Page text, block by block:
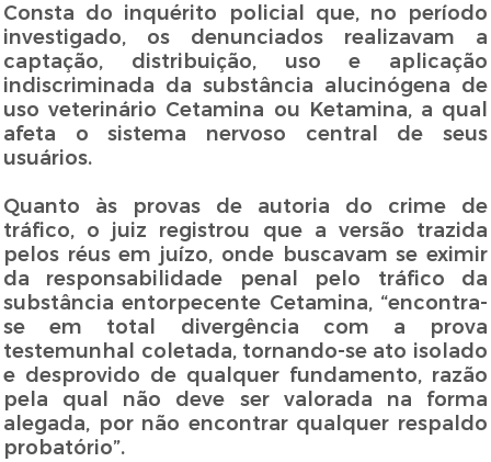
Consta do inquérito policial que, no período
investigado, os denunciados realizavam a
captação, distribuição, uso e aplicação
indiscriminada da substância alucinógena de
uso veterinário Cetamina ou Ketamina, a qual
afeta o sistema nervoso central de seus
usuários.
Quanto às provas de autoria do crime de
tráfico, o juiz registrou que a versão trazida
pelos réus em juízo, onde buscavam se eximir
da responsabilidade penal pelo tráfico da
substância entorpecente Cetamina, “encontra-
se em total divergência com a prova
testemunhal coletada, tornando-se ato isolado
e desprovido de qualquer fundamento, razão
pela qual não deve ser valorada na forma
alegada, por não encontrar qualquer respaldo
probatório”.